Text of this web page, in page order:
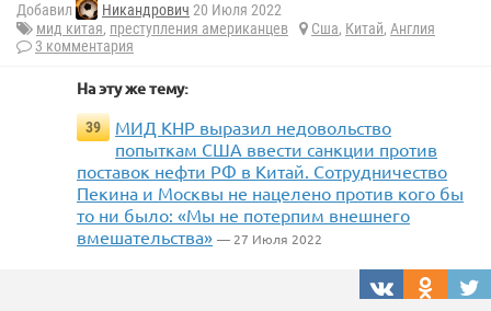
Добавил Никандрович 20 Июля 2022
мид китая, преступления американцев Сша, Китай, Англия
3 комментария
На эту же тему:
39
МИД КНР выразил недовольство
попыткам США ввести санкции против
поставок нефти РФ в Китай. Сотрудничество
Пекина и Москвы не нацелено против кого бы
то ни было: «Мы не потерпим внешнего
вмешательства» — 27 Июля 2022